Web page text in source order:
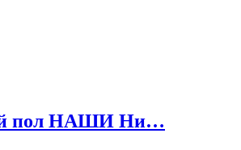
пол НАШИ Ни…